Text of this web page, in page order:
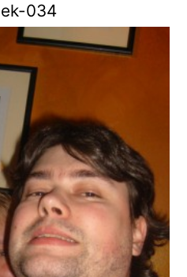
034